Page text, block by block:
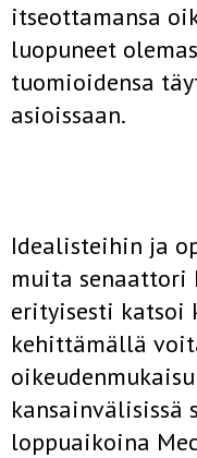
itseottamansa
luopuneet
tuomioidensa
asioissaan.
Idealisteihin ja
muita senaattori
erityisesti katsoi
kehittämällä
kansainvälisissä
loppuaikoina